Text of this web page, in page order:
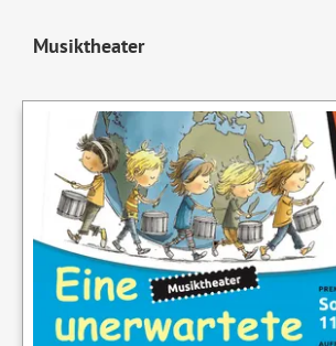
Musiktheater